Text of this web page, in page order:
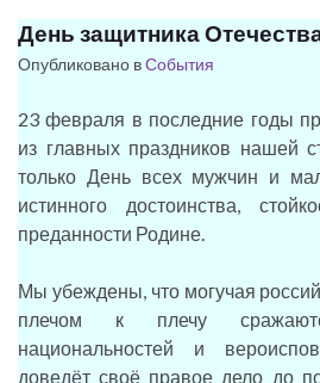
День защитника
Опубликовано вСобытия
23 февраля в последние годы
из главных праздников нашей
только День всех мужчин и
истинного достоинства,
преданности Родине.
Мы убеждены, что могучая
плечом к плечу
национальностей и
доведёт своё правое дело до